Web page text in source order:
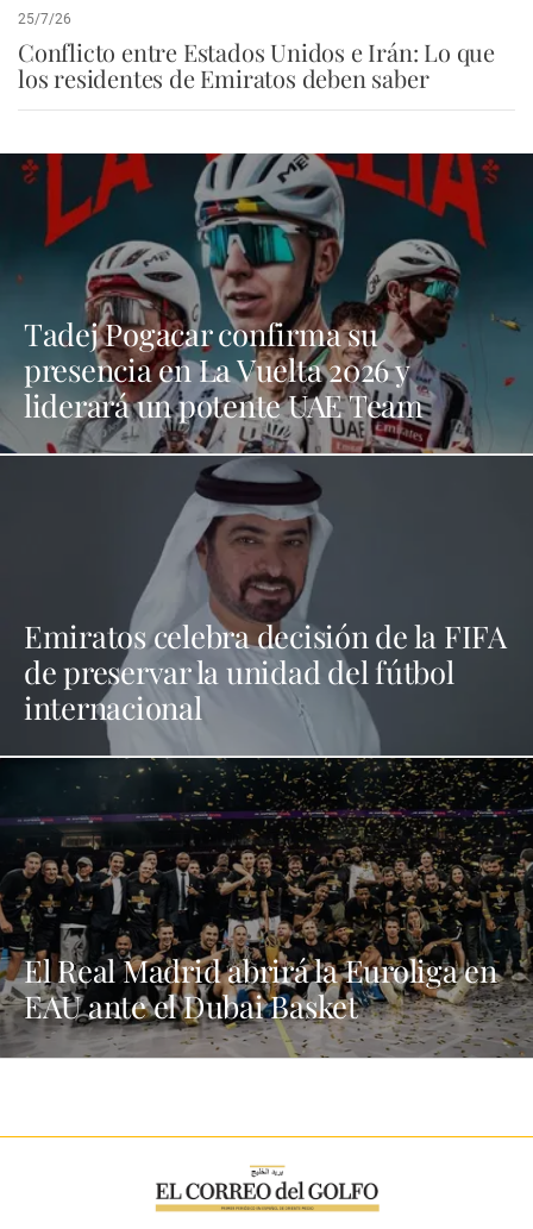
25/7/26
Conflicto entre Estados Unidos e Irán: Lo que
los residentes de Emiratos deben saber
Tadej Pogacar confirma su
presencia en La Vuelta 2026 y
liderará un potente UAE Team
Emiratos celebra decisión de la FIFA
de preservar la unidad del fútbol
internacional
El Real Madrid abrirá la Euroliga en
EAU ante el Dubai Basket